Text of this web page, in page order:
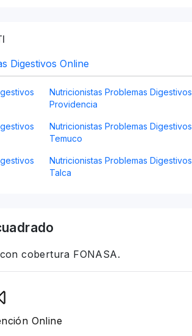
Digestivos Online
Nutricionistas Problemas Digestivos
Providencia
Nutricionistas Problemas Digestivos
Temuco
Nutricionistas Problemas Digestivos
Talca
cobertura FONASA.
Online